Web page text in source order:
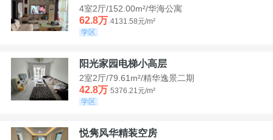
4室2厅/152.00m²/华海公寓
62.8万 4131.58元/m²
学区
阳光家园电梯小高层
2室2厅/79.61m²/精华逸景二期
42.8万 5376.21元/m²
学区
悦隽风华精装空房